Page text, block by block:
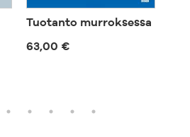
Tuotanto murroksessa
63,00 €